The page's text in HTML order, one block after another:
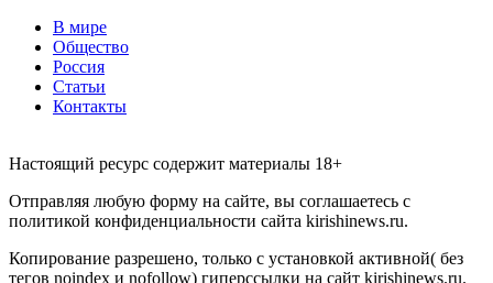
В мире
Общество
Россия
Статьи
Контакты
Настоящий ресурс содержит материалы 18+
Отправляя любую форму на сайте, вы соглашаетесь с
политикой конфиденциальности сайта kirishinews.ru.
Копирование разрешено, только с установкой активной( без
тегов noindex и nofollow) гиперссылки на сайт kirishinews.ru.